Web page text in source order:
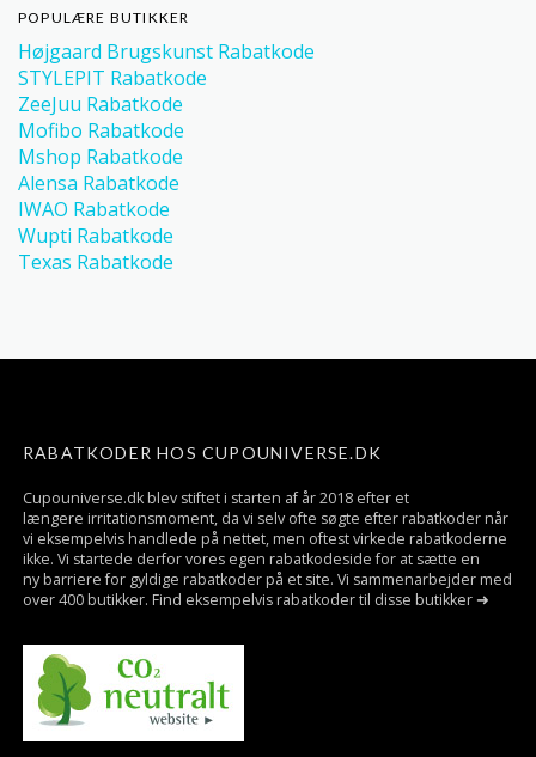
POPULÆRE BUTIKKER
Højgaard Brugskunst Rabatkode
STYLEPIT Rabatkode
ZeeJuu Rabatkode
Mofibo Rabatkode
Mshop Rabatkode
Alensa Rabatkode
IWAO Rabatkode
Wupti Rabatkode
Texas Rabatkode
RABATKODER HOS CUPOUNIVERSE.DK
Cupouniverse.dk blev stiftet i starten af år 2018 efter et
længere irritationsmoment, da vi selv ofte søgte efter rabatkoder når
vi eksempelvis handlede på nettet, men oftest virkede rabatkoderne
ikke. Vi startede derfor vores egen rabatkodeside for at sætte en
ny barriere for gyldige rabatkoder på et site. Vi sammenarbejder med
over 400 butikker. Find eksempelvis rabatkoder til disse butikker ➜